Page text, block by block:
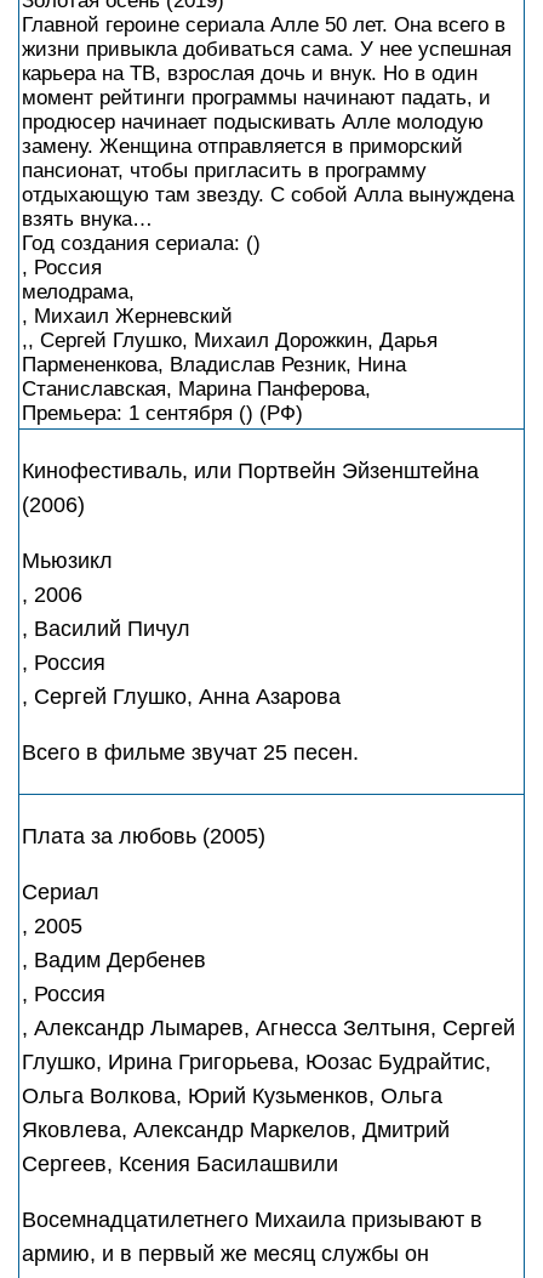
Главной героине сериала Алле 50 лет. Она всего в
жизни привыкла добиваться сама. У нее успешная
карьера на ТВ, взрослая дочь и внук. Но в один
момент рейтинги программы начинают падать, и
продюсер начинает подыскивать Алле молодую
замену. Женщина отправляется в приморский
пансионат, чтобы пригласить в программу
отдыхающую там звезду. С собой Алла вынуждена
взять внука…
Год создания сериала: ()
, Россия
мелодрама,
, Михаил Жерневский
,, Сергей Глушко, Михаил Дорожкин, Дарья
Пармененкова, Владислав Резник, Нина
Станиславская, Марина Панферова,
Премьера: 1 сентября () (РФ)
Кинофестиваль, или Портвейн Эйзенштейна
(2006)
Мьюзикл
, 2006
, Василий Пичул
, Россия
, Сергей Глушко, Анна Азарова
Всего в фильме звучат 25 песен.
Плата за любовь (2005)
Сериал
, 2005
, Вадим Дербенев
, Россия
, Александр Лымарев, Агнесса Зелтыня, Сергей
Глушко, Ирина Григорьева, Юозас Будрайтис,
Ольга Волкова, Юрий Кузьменков, Ольга
Яковлева, Александр Маркелов, Дмитрий
Сергеев, Ксения Басилашвили
Восемнадцатилетнего Михаила призывают в
армию, и в первый же месяц службы он